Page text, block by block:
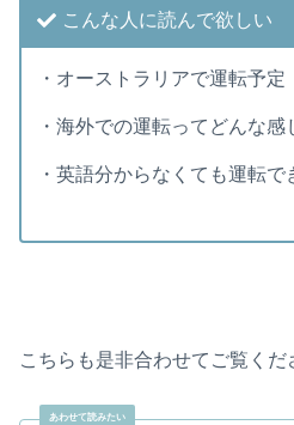
こんな人に読んで欲しい
・オーストラリアで運転予定
・海外での運転ってどんな感
・英語分からなくても運転
こちらも是非合わせてご覧くだ